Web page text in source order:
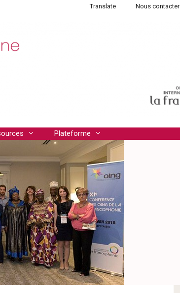
Translate Nous contacter
Plateforme